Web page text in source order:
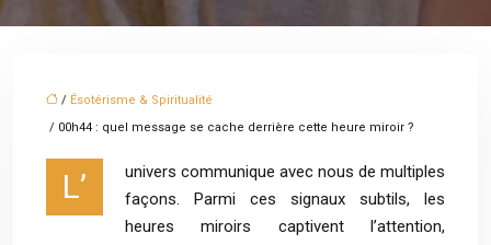
/ Ésotérisme & Spiritualité
/ 00h44 : quel message se cache derrière cette heure miroir ?
L’
univers communique avec nous de multiples
façons. Parmi ces signaux subtils, les
heures miroirs captivent l’attention,